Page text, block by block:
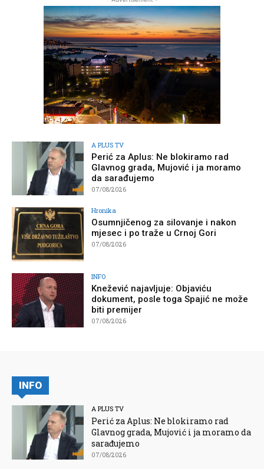
A PLUS TV
Perić za Aplus: Ne blokiramo rad
Glavnog grada, Mujović i ja moramo
da sarađujemo
07/08/2026
Hronika
Osumnjičenog za silovanje i nakon
mjesec i po traže u Crnoj Gori
07/08/2026
INFO
Knežević najavljuje: Objaviću
dokument, posle toga Spajić ne može
biti premijer
07/08/2026
INFO
A PLUS TV
Perić za Aplus: Ne blokiramo rad
Glavnog grada, Mujović i ja moramo da
sarađujemo
07/08/2026